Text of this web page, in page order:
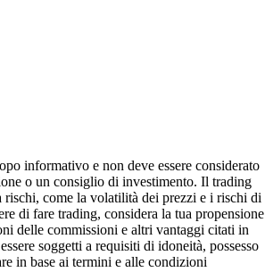
informativo e non deve essere considerato
o un consiglio di investimento. Il trading
come la volatilità dei prezzi e i rischi di
di fare trading, considera la tua propensione
delle commissioni e altri vantaggi citati in
soggetti a requisiti di idoneità, possesso
in base ai termini e alle condizioni